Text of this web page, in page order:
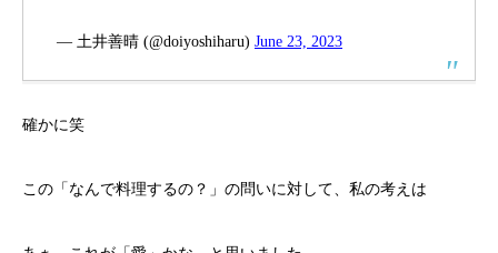
— 土井善晴 (@doiyoshiharu) June 23, 2023
確かに笑
この「なんで料理するの？」の問いに対して、私の考えは